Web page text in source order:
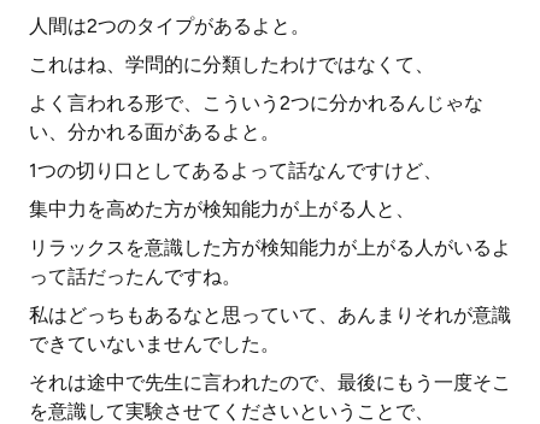
人間は2つのタイプがあるよと。
これはね、学問的に分類したわけではなくて、
よく言われる形で、こういう2つに分かれるんじゃな
い、分かれる面があるよと。
1つの切り口としてあるよって話なんですけど、
集中力を高めた方が検知能力が上がる人と、
リラックスを意識した方が検知能力が上がる人がいるよ
って話だったんですね。
私はどっちもあるなと思っていて、あんまりそれが意識
できていないませんでした。
それは途中で先生に言われたので、最後にもう一度そこ
を意識して実験させてくださいということで、